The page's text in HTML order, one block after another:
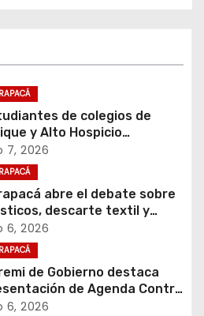
de colegios de
y Alto Hospicio
ser Tomasinos
1 día
7, 2026
abre el debate sobre
descarte textil y
circular con jornada
en Iquique
6, 2026
de Gobierno destaca
de Agenda Contra
Organizado y su valor
6, 2026